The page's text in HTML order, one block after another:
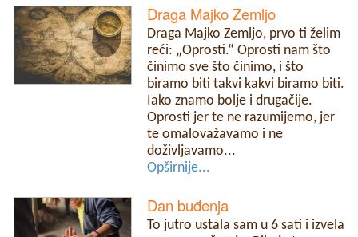
Draga Majko Zemljo
Draga Majko Zemljo, prvo ti želim
reći: „Oprosti.“ Oprosti nam što
činimo sve što činimo, i što
biramo biti takvi kakvi biramo biti.
Iako znamo bolje i drugačije.
Oprosti jer te ne razumijemo, jer
te omalovažavamo i ne
doživljavamo...
Opširnije...
Dan buđenja
To jutro ustala sam u 6 sati i izvela